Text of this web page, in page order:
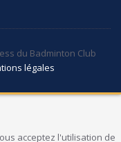
du Badminton Club
légales
acceptez l'utilisation de